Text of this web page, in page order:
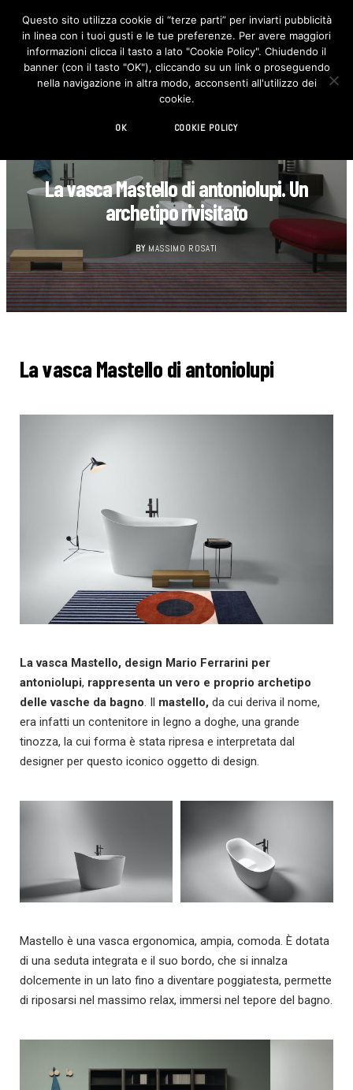
F
c
e
b
o
I
n
s
t
La vasca Mastello di antoniolupi. Un
archetipo rivisitato
BY MASSIMO ROSATI
La vasca Mastello di antoniolupi
La vasca Mastello, design Mario Ferrarini per
antoniolupi, rappresenta un vero e proprio archetipo
delle vasche da bagno . Il mastello, da cui deriva il nome,
era infatti un contenitore in legno a doghe, una grande
tinozza, la cui forma è stata ripresa e interpretata dal
designer per questo iconico oggetto di design.
Mastello è una vasca ergonomica, ampia, comoda. È dotata
di una seduta integrata e il suo bordo, che si innalza
dolcemente in un lato fino a diventare poggiatesta, permette
di riposarsi nel massimo relax, immersi nel tepore del bagno.
Questo sito utilizza cookie di “terze parti” per inviarti pubblicità
in linea con i tuoi gusti e le tue preferenze. Per avere maggiori
informazioni clicca il tasto a lato "Cookie Policy". Chiudendo il
banner (con il tasto "OK"), cliccando su un link o proseguendo
nella navigazione in altra modo, acconsenti all'utilizzo dei
cookie.
OK COOKIE POLICY